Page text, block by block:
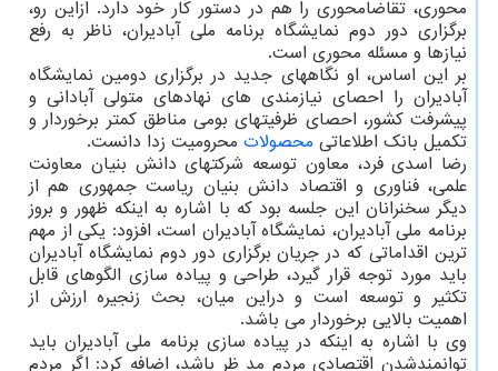
محوری، تقاضامحوری را هم در دستور کار خود دارد. ازاین رو،
برگزاری دور دوم نمایشگاه برنامه ملی آبادیران، ناظر به رفع
نیازها و مسئله محوری است.
بر این اساس، او نگاههای جدید در برگزاری دومین نمایشگاه
آبادیران را احصای نیازمندی های نهادهای متولی آبادانی و
پیشرفت کشور، احصای ظرفیتهای بومی مناطق کمتر برخوردار و
تکمیل بانک اطلاعاتی محصولات محرومیت زدا دانست.
رضا اسدی فرد، معاون توسعه شرکتهای دانش بنیان معاونت
علمی، فناوری و اقتصاد دانش بنیان ریاست جمهوری هم از
دیگر سخنرانان این جلسه بود که با اشاره به اینکه ظهور و بروز
برنامه ملی آبادیران، نمایشگاه آبادیران است، افزود: یکی از مهم
ترین اقداماتی که در جریان برگزاری دور دوم نمایشگاه آبادیران
باید مورد توجه قرار گیرد، طراحی و پیاده سازی الگوهای قابل
تکثیر و توسعه است و دراین میان، بحث زنجیره ارزش از
اهمیت بالایی برخوردار می باشد.
وی با اشاره به اینکه در پیاده سازی برنامه ملی آبادیران باید
توانمندشدن اقتصادی مردم مد ظر باشد، اضافه کرد: اگر مردم